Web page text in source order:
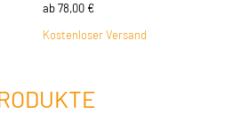
ab78,00 €
Kostenloser Versand